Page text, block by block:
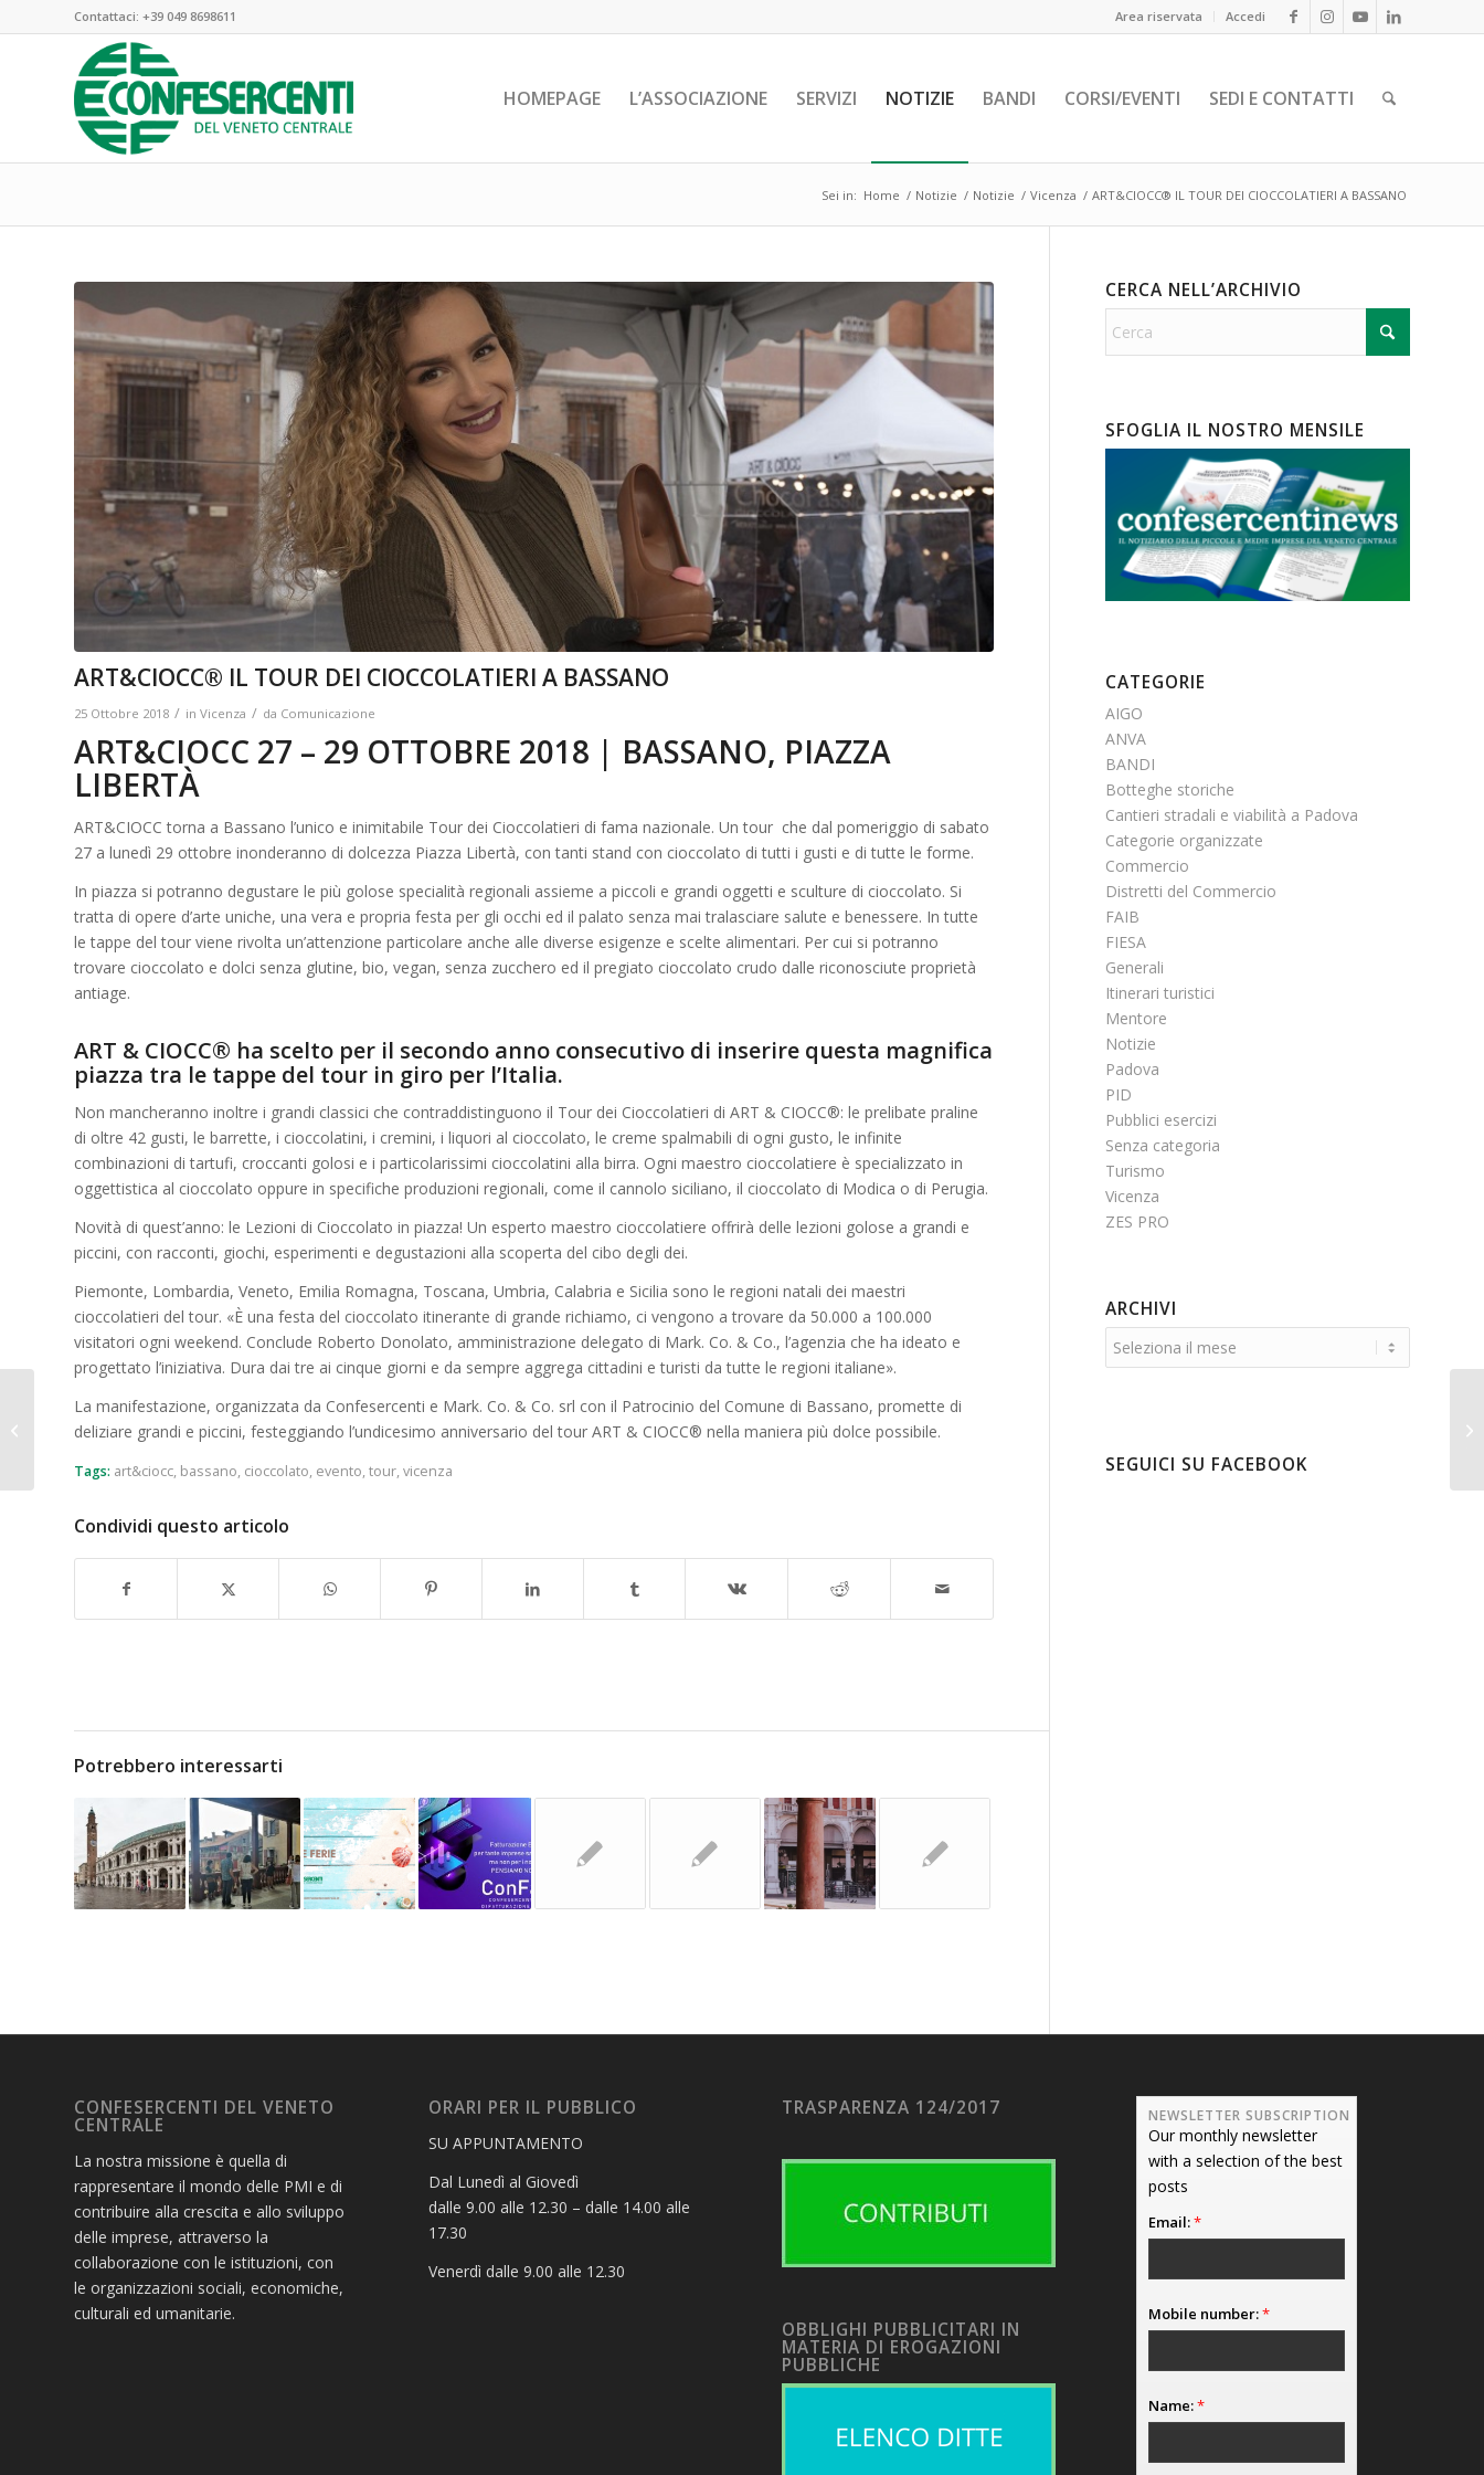
Area riservata Accedi
Contattaci: +39 049 8698611
HOMEPAGE L’ASSOCIAZIONE SERVIZI NOTIZIE BANDI CORSI/EVENTI SEDI E CONTATTI
Sei in: Home / Notizie / Notizie / Vicenza / ART&CIOCC® IL TOUR DEI CIOCCOLATIERI A BASSANO
ART&CIOCC® IL TOUR DEI CIOCCOLATIERI A BASSANO
25 Ottobre 2018 / in Vicenza / da Comunicazione
ART&CIOCC 27 – 29 OTTOBRE 2018 | BASSANO, PIAZZA
LIBERTÀ
ART&CIOCC torna a Bassano l’unico e inimitabile Tour dei Cioccolatieri di fama nazionale. Un tour che dal pomeriggio di sabato
27 a lunedì 29 ottobre inonderanno di dolcezza Piazza Libertà, con tanti stand con cioccolato di tutti i gusti e di tutte le forme.
In piazza si potranno degustare le più golose specialità regionali assieme a piccoli e grandi oggetti e sculture di cioccolato. Si
tratta di opere d’arte uniche, una vera e propria festa per gli occhi ed il palato senza mai tralasciare salute e benessere. In tutte
le tappe del tour viene rivolta un’attenzione particolare anche alle diverse esigenze e scelte alimentari. Per cui si potranno
trovare cioccolato e dolci senza glutine, bio, vegan, senza zucchero ed il pregiato cioccolato crudo dalle riconosciute proprietà
antiage.
ART & CIOCC® ha scelto per il secondo anno consecutivo di inserire questa magnifica
piazza tra le tappe del tour in giro per l’Italia.
Non mancheranno inoltre i grandi classici che contraddistinguono il Tour dei Cioccolatieri di ART & CIOCC®: le prelibate praline
di oltre 42 gusti, le barrette, i cioccolatini, i cremini, i liquori al cioccolato, le creme spalmabili di ogni gusto, le infinite
combinazioni di tartufi, croccanti golosi e i particolarissimi cioccolatini alla birra. Ogni maestro cioccolatiere è specializzato in
oggettistica al cioccolato oppure in specifiche produzioni regionali, come il cannolo siciliano, il cioccolato di Modica o di Perugia.
Novità di quest’anno: le Lezioni di Cioccolato in piazza! Un esperto maestro cioccolatiere offrirà delle lezioni golose a grandi e
piccini, con racconti, giochi, esperimenti e degustazioni alla scoperta del cibo degli dei.
Piemonte, Lombardia, Veneto, Emilia Romagna, Toscana, Umbria, Calabria e Sicilia sono le regioni natali dei maestri
cioccolatieri del tour. «È una festa del cioccolato itinerante di grande richiamo, ci vengono a trovare da 50.000 a 100.000
visitatori ogni weekend. Conclude Roberto Donolato, amministrazione delegato di Mark. Co. & Co., l’agenzia che ha ideato e
progettato l’iniziativa. Dura dai tre ai cinque giorni e da sempre aggrega cittadini e turisti da tutte le regioni italiane».
La manifestazione, organizzata da Confesercenti e Mark. Co. & Co. srl con il Patrocinio del Comune di Bassano, promette di
deliziare grandi e piccini, festeggiando l’undicesimo anniversario del tour ART & CIOCC® nella maniera più dolce possibile.
Tags: art&ciocc, bassano, cioccolato, evento, tour, vicenza
Condividi questo articolo
Potrebbero interessarti
CERCA NELL’ARCHIVIO
SFOGLIA IL NOSTRO MENSILE
CATEGORIE
AIGO
ANVA
BANDI
Botteghe storiche
Cantieri stradali e viabilità a Padova
Categorie organizzate
Commercio
Distretti del Commercio
FAIB
FIESA
Generali
Itinerari turistici
Mentore
Notizie
Padova
PID
Pubblici esercizi
Senza categoria
Turismo
Vicenza
ZES PRO
ARCHIVI
SEGUICI SU FACEBOOK
CONFESERCENTI DEL VENETO
CENTRALE
La nostra missione è quella di
rappresentare il mondo delle PMI e di
contribuire alla crescita e allo sviluppo
delle imprese, attraverso la
collaborazione con le istituzioni, con
le organizzazioni sociali, economiche,
culturali ed umanitarie.
ORARI PER IL PUBBLICO
SU APPUNTAMENTO
Dal Lunedì al Giovedì
dalle 9.00 alle 12.30 – dalle 14.00 alle
17.30
Venerdì dalle 9.00 alle 12.30
TRASPARENZA 124/2017
OBBLIGHI PUBBLICITARI IN
MATERIA DI EROGAZIONI
PUBBLICHE
NEWSLETTER SUBSCRIPTION
Our monthly newsletter
with a selection of the best
posts
Email:*
Mobile number:*
Name:*
FUORI FIERA PADOVA: LE VISITE
GUIDATE